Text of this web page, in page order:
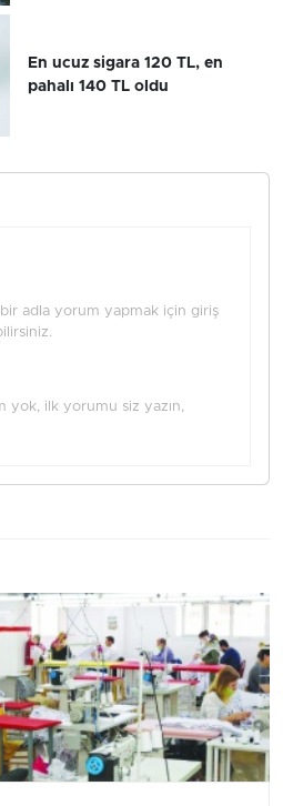
En ucuz sigara 120 TL, en
pahalı 140 TL oldu
bir adla yorum yapmak için giriş
yok, ilk yorumu siz yazın,